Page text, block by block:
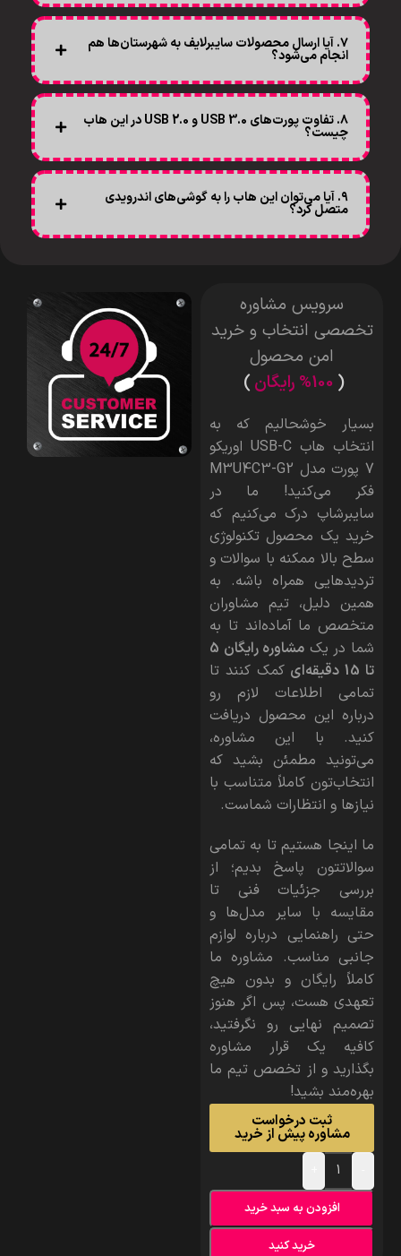
۷. آیا ارسال محصولات سایبرلایف به شهرستان‌ها هم
انجام می‌شود؟
۸. تفاوت پورت‌های USB 3.0 و USB 2.0 در این هاب
چیست؟
۹. آیا می‌توان این هاب را به گوشی‌های اندرویدی
متصل کرد؟
سرویس مشاوره
تخصصی انتخاب و خرید
امن محصول
( %100 رایگان )
بسیار خوشحالیم که به
انتخاب هاب USB-C اوریکو
7 پورت مدل M3U4C3-G2
فکر می‌کنید! ما در
سایبرشاپ درک می‌کنیم که
خرید یک محصول تکنولوژی
سطح بالا ممکنه با سوالات و
تردیدهایی همراه باشه. به
همین دلیل، تیم مشاوران
متخصص ما آماده‌اند تا به
شما در یک
مشاوره رایگان 5
تا 15 دقیقه‌ای
کمک کنند تا
تمامی اطلاعات لازم رو
درباره این محصول دریافت
کنید. با این مشاوره،
می‌تونید مطمئن بشید که
انتخاب‌تون کاملاً متناسب با
نیازها و انتظارات شماست.
ما اینجا هستیم تا به تمامی
سوالاتتون پاسخ بدیم؛ از
بررسی جزئیات فنی تا
مقایسه با سایر مدل‌ها و
حتی راهنمایی درباره لوازم
جانبی مناسب. مشاوره ما
کاملاً رایگان و بدون هیچ
تعهدی هست، پس اگر هنوز
تصمیم نهایی رو نگرفتید،
کافیه یک قرار مشاوره
بگذارید و از تخصص تیم ما
بهره‌مند بشید!
ثبت درخواست
مشاوره پیش از خرید
افزودن به سبد خرید
خرید کنید